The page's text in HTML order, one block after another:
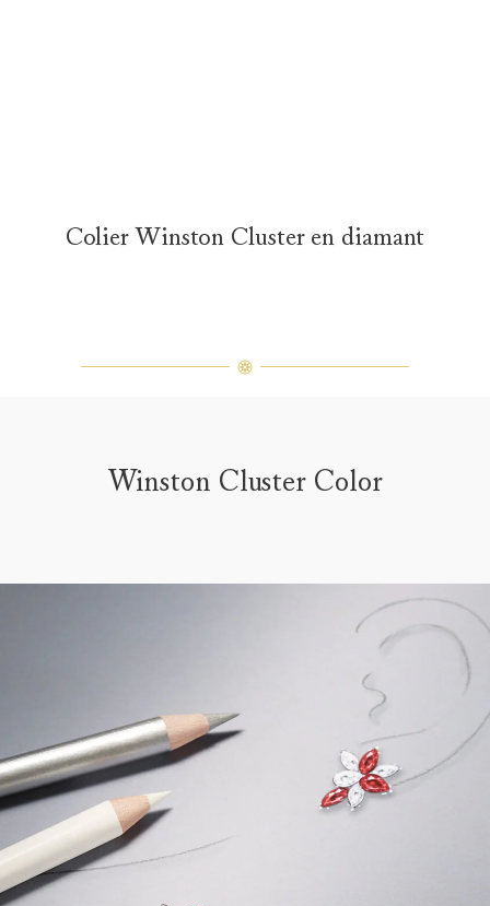
Colier Winston Cluster en diamant
Winston Cluster Color